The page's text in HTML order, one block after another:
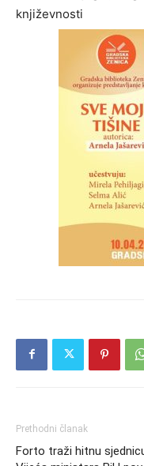
književnosti
Prethodni članak
Forto traži hitnu